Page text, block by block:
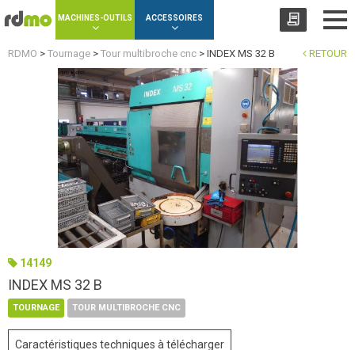
MACHINES-OUTILS ACCESSOIRES
RETOUR
RDMO > Tournage > Tour multibroche cnc > INDEX MS 32 B
14149
INDEX MS 32 B
TOURNAGE TOUR MULTIBROCHE CNC
Caractéristiques techniques à télécharger